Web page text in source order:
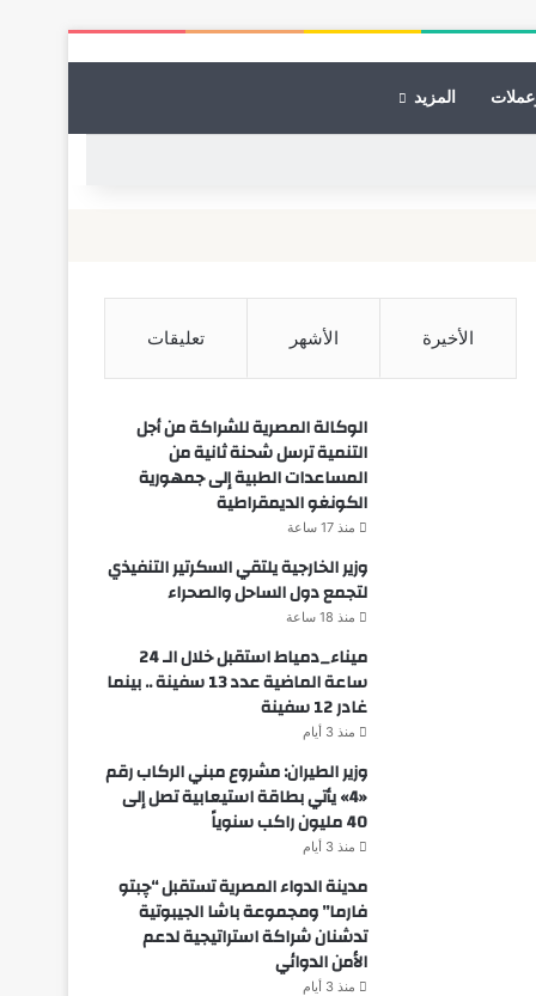
المزيد
الأخيرة الأشهر تعليقات
الوكالة المصرية للشراكة من أجل
التنمية ترسل شحنة ثانية من
المساعدات الطبية إلى جمهورية
الكونغو الديمقراطية
منذ 17 ساعة
وزير الخارجية يلتقي السكرتير التنفيذي
لتجمع دول الساحل والصحراء
منذ 18 ساعة
ميناء_دمياط استقبل خلال الـ 24
ساعة الماضية عدد 13 سفينة .. بينما
غادر 12 سفينة
منذ 3 أيام
وزير الطيران: مشروع مبني الركاب رقم
«4» يأتي بطاقة استيعابية تصل إلى
40 مليون راكب سنوياً
منذ 3 أيام
مدينة الدواء المصرية تستقبل “چبتو
فارما” ومجموعة باشا الجيبوتية
تدشنان شراكة استراتيجية لدعم
الأمن الدوائي
منذ 3 أيام